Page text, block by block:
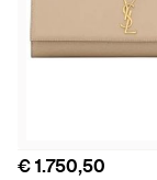
€ 1.750,50